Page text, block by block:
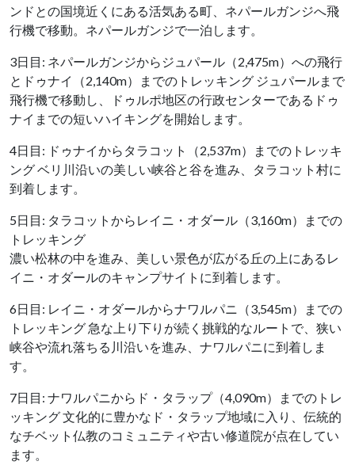
ンドとの国境近くにある活気ある町、ネパールガンジへ飛
行機で移動。ネパールガンジで一泊します。
3日目: ネパールガンジからジュパール（2,475m）への飛行
とドゥナイ（2,140m）までのトレッキング ジュパールまで
飛行機で移動し、ドゥルポ地区の行政センターであるドゥ
ナイまでの短いハイキングを開始します。
4日目: ドゥナイからタラコット（2,537m）までのトレッキ
ング ベリ川沿いの美しい峡谷と谷を進み、タラコット村に
到着します。
5日目: タラコットからレイニ・オダール（3,160m）までの
トレッキング
濃い松林の中を進み、美しい景色が広がる丘の上にあるレ
イニ・オダールのキャンプサイトに到着します。
6日目: レイニ・オダールからナワルパニ（3,545m）までの
トレッキング 急な上り下りが続く挑戦的なルートで、狭い
峡谷や流れ落ちる川沿いを進み、ナワルパニに到着しま
す。
7日目: ナワルパニからド・タラップ（4,090m）までのトレ
ッキング 文化的に豊かなド・タラップ地域に入り、伝統的
なチベット仏教のコミュニティや古い修道院が点在してい
ます。